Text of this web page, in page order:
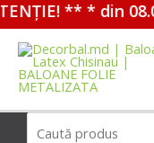
** * din
Перейти
содержимому